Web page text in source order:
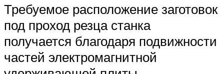
Требуемое расположение заготовок
под проход резца станка
получается благодаря подвижности
частей электромагнитной